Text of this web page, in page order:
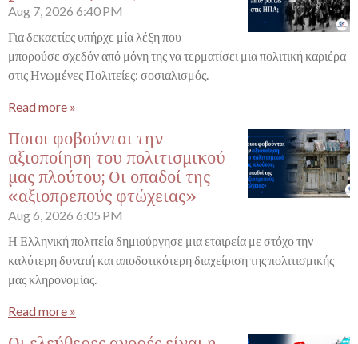
Aug 7, 2026 6:40 PM
Για δεκαετίες υπήρχε μία λέξη που
μπορούσε σχεδόν από μόνη της να τερματίσει μια πολιτική καριέρα
στις Ηνωμένες Πολιτείες: σοσιαλισμός.
Read more »
Ποιοι φοβούνται την
αξιοποίηση του πολιτισμικού
μας πλούτου; Οι οπαδοί της
«αξιοπρεπούς φτώχειας»
Aug 6, 2026 6:05 PM
Η Ελληνική πολιτεία δημιούργησε μια εταιρεία με στόχο την
καλύτερη δυνατή και αποδοτικότερη διαχείριση της πολιτισμικής
μας κληρονομίας.
Read more »